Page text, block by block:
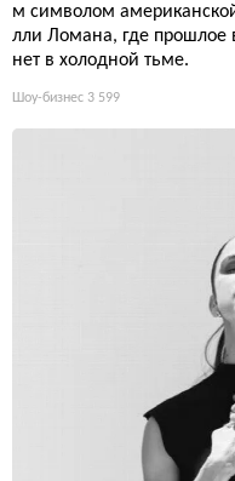
м символом
лли Ломана, где прошлое
нет в холодной тьме.
Шоу-бизнес 3 599